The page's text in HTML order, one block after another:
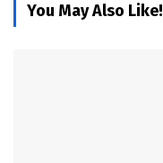
You May Also Like!